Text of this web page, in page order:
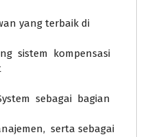
yang terbaik di
sistem kompensasi
sebagai bagian
serta sebagai